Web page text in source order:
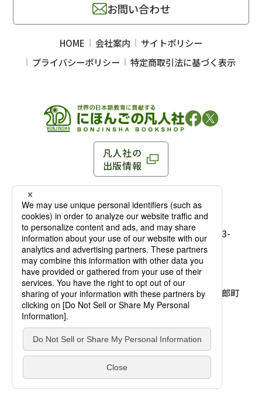
凡人社の本を見る
凡人社が出版した本を見る
凡人社の
出版情報
〒102-0093 東京都千代田区平河町 1-3-13 8F
TEL：03-3263-3959／FAX：03-3263-3116
麹町店
〒102-0093 東京都千代田区平河町1-3-
13 8F［アクセス］
TEL：03-3239-8673／FAX：03-3263-
3116
大阪店
〒541-0056 大阪府大阪市中央区久太郎町
4-2-10
大西ビルディング 1階［
TEL：06-4256-2684／FAX：03-6733-
7887
お問い合わせ
HOME 会社案内
サイトポリシー
プライバシーポリシー
特定商取引法に基づく表示
© Bonjinsha Co., LTD. All Rights Reserved.